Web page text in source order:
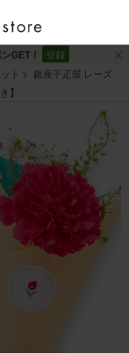
GET！
登録
ト
銀座千疋屋 レーズ
】